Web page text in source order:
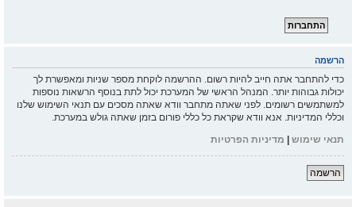
הרשמה
כדי להתחבר אתה חייב להיות רשום. ההרשמה לוקחת מספר שניות ומאפשרת לך
יכולות גבוהות יותר. המנהל הראשי של המערכת יכול לתת בנוסף הרשאות נוספות
למשתמשים רשומים. לפני שאתה מתחבר וודא שאתה מסכים עם תנאי השימוש שלנו
וכללי המדיניות. אנא וודא שקראת כל כללי פורום בזמן שאתה גולש במערכת.
תנאי שימוש | מדיניות הפרטיות
הרשמה